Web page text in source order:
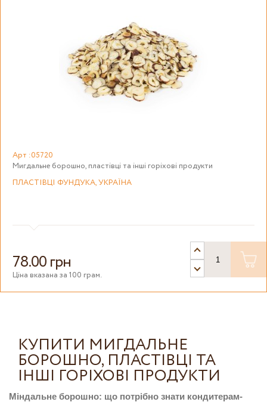
Арт :05720
Мигдальне борошно, пластівці та інші горіхові продукти
ПЛАСТІВЦІ ФУНДУКА, УКРАЇНА
78.00 грн
Ціна вказана за 100 грам.
КУПИТИ МИГДАЛЬНЕ
БОРОШНО, ПЛАСТІВЦІ ТА
ІНШІ ГОРІХОВІ ПРОДУКТИ
Міндальне борошно: що потрібно знати кондитерам-